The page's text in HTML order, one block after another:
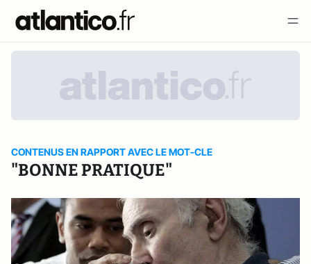
CONTENUS EN RAPPORT AVEC LE MOT-CLE
"BONNE PRATIQUE"